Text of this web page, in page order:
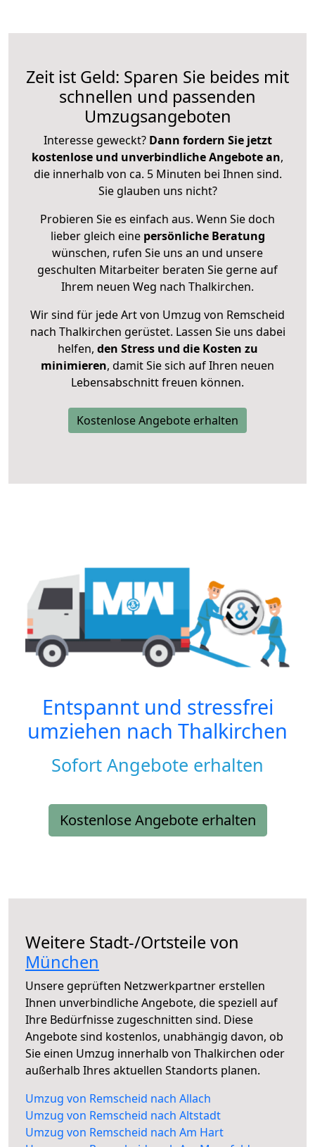
Zeit ist Geld: Sparen Sie beides mit
schnellen und passenden
Umzugsangeboten
Interesse geweckt? Dann fordern Sie jetzt
kostenlose und unverbindliche Angebote an,
die innerhalb von ca. 5 Minuten bei Ihnen sind.
Sie glauben uns nicht?
Probieren Sie es einfach aus. Wenn Sie doch
lieber gleich eine persönliche Beratung
wünschen, rufen Sie uns an und unsere
geschulten Mitarbeiter beraten Sie gerne auf
Ihrem neuen Weg nach Thalkirchen.
Wir sind für jede Art von Umzug von Remscheid
nach Thalkirchen gerüstet. Lassen Sie uns dabei
helfen, den Stress und die Kosten zu
minimieren, damit Sie sich auf Ihren neuen
Lebensabschnitt freuen können.
Kostenlose Angebote erhalten
Entspannt und stressfrei
umziehen nach Thalkirchen
Sofort Angebote erhalten
Kostenlose Angebote erhalten
Weitere Stadt-/Ortsteile von
München
Unsere geprüften Netzwerkpartner erstellen
Ihnen unverbindliche Angebote, die speziell auf
Ihre Bedürfnisse zugeschnitten sind. Diese
Angebote sind kostenlos, unabhängig davon, ob
Sie einen Umzug innerhalb von Thalkirchen oder
außerhalb Ihres aktuellen Standorts planen.
Umzug von Remscheid nach Allach
Umzug von Remscheid nach Altstadt
Umzug von Remscheid nach Am Hart